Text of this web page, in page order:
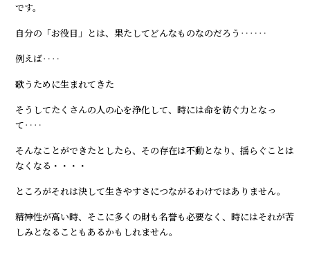
です。
自分の「お役目」とは、果たしてどんなものなのだろう‥‥‥
例えば‥‥
歌うために生まれてきた
そうしてたくさんの人の心を浄化して、時には命を紡ぐ力となっ
て‥‥
そんなことができたとしたら、その存在は不動となり、揺らぐことは
なくなる・・・・
ところがそれは決して生きやすさにつながるわけではありません。
精神性が高い時、そこに多くの財も名誉も必要なく、時にはそれが苦
しみとなることもあるかもしれません。